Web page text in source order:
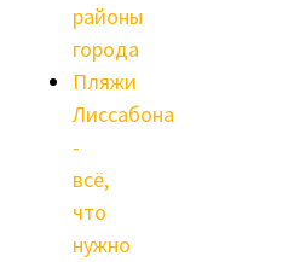
районы
города
Пляжи
Лиссабона
-
всё,
что
нужно